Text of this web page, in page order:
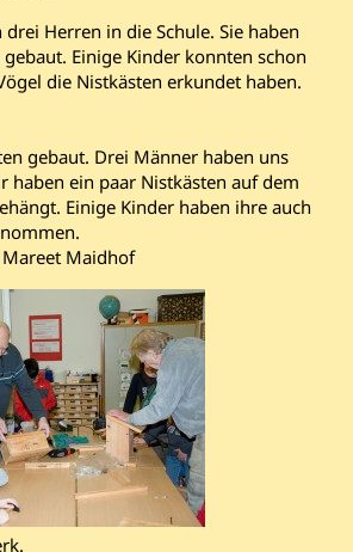
Herren in die Schule. Sie haben
Einige Kinder konnten schon
die Nistkästen erkundet haben.
gebaut. Drei Männer haben uns
haben ein paar Nistkästen auf dem
Einige Kinder haben ihre auch
Maidhof